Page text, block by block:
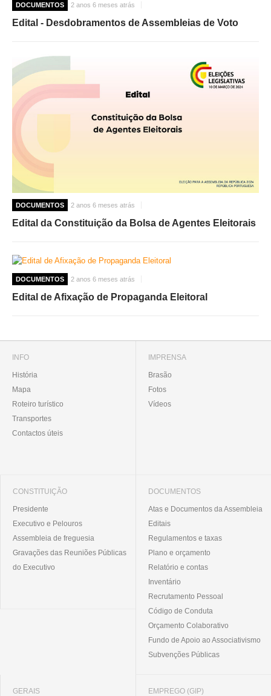
DOCUMENTOS 2 anos 6 meses atrás
Edital - Desdobramentos de Assembleias de Voto
DOCUMENTOS 2 anos 6 meses atrás
Edital da Constituição da Bolsa de Agentes Eleitorais
DOCUMENTOS 2 anos 6 meses atrás
Edital de Afixação de Propaganda Eleitoral
INFO
História
Mapa
Roteiro turístico
Transportes
Contactos úteis
IMPRENSA
Brasão
Fotos
Vídeos
CONSTITUIÇÃO
Presidente
Executivo e Pelouros
Assembleia de freguesia
Gravações das Reuniões Públicas
do Executivo
DOCUMENTOS
Atas e Documentos da Assembleia
Editais
Regulamentos e taxas
Plano e orçamento
Relatório e contas
Inventário
Recrutamento Pessoal
Código de Conduta
Orçamento Colaborativo
Fundo de Apoio ao Associativismo
Subvenções Públicas
GERAIS EMPREGO (GIP)